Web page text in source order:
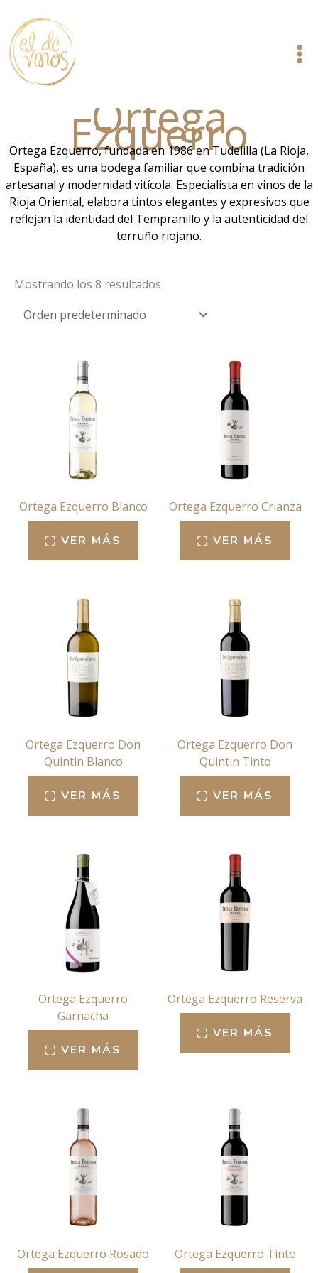
contenido
Ortega
Ezquerro
Ortega Ezquerro, fundada en 1986 en Tudelilla (La Rioja,
España), es una bodega familiar que combina tradición
artesanal y modernidad vitícola. Especialista en vinos de la
Rioja Oriental, elabora tintos elegantes y expresivos que
reflejan la identidad del Tempranillo y la autenticidad del
terruño riojano.
Mostrando los 8 resultados
Ortega Ezquerro Blanco
VER MÁS
Ortega Ezquerro Crianza
VER MÁS
Ortega Ezquerro Don
Quintin Blanco
VER MÁS
Ortega Ezquerro Don
Quintin Tinto
VER MÁS
Ortega Ezquerro
Garnacha
VER MÁS
Ortega Ezquerro Reserva
VER MÁS
Ortega Ezquerro Rosado Ortega Ezquerro Tinto